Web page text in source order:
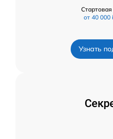
от 40 000
Узнать